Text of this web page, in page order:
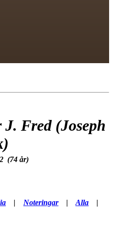
Fred (Joseph
(74 år)
| Noteringar| Alla |